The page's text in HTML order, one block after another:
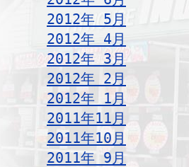
2012年 5月
2012年 4月
2012年 3月
2012年 2月
2012年 1月
2011年11月
2011年10月
2011年 9月